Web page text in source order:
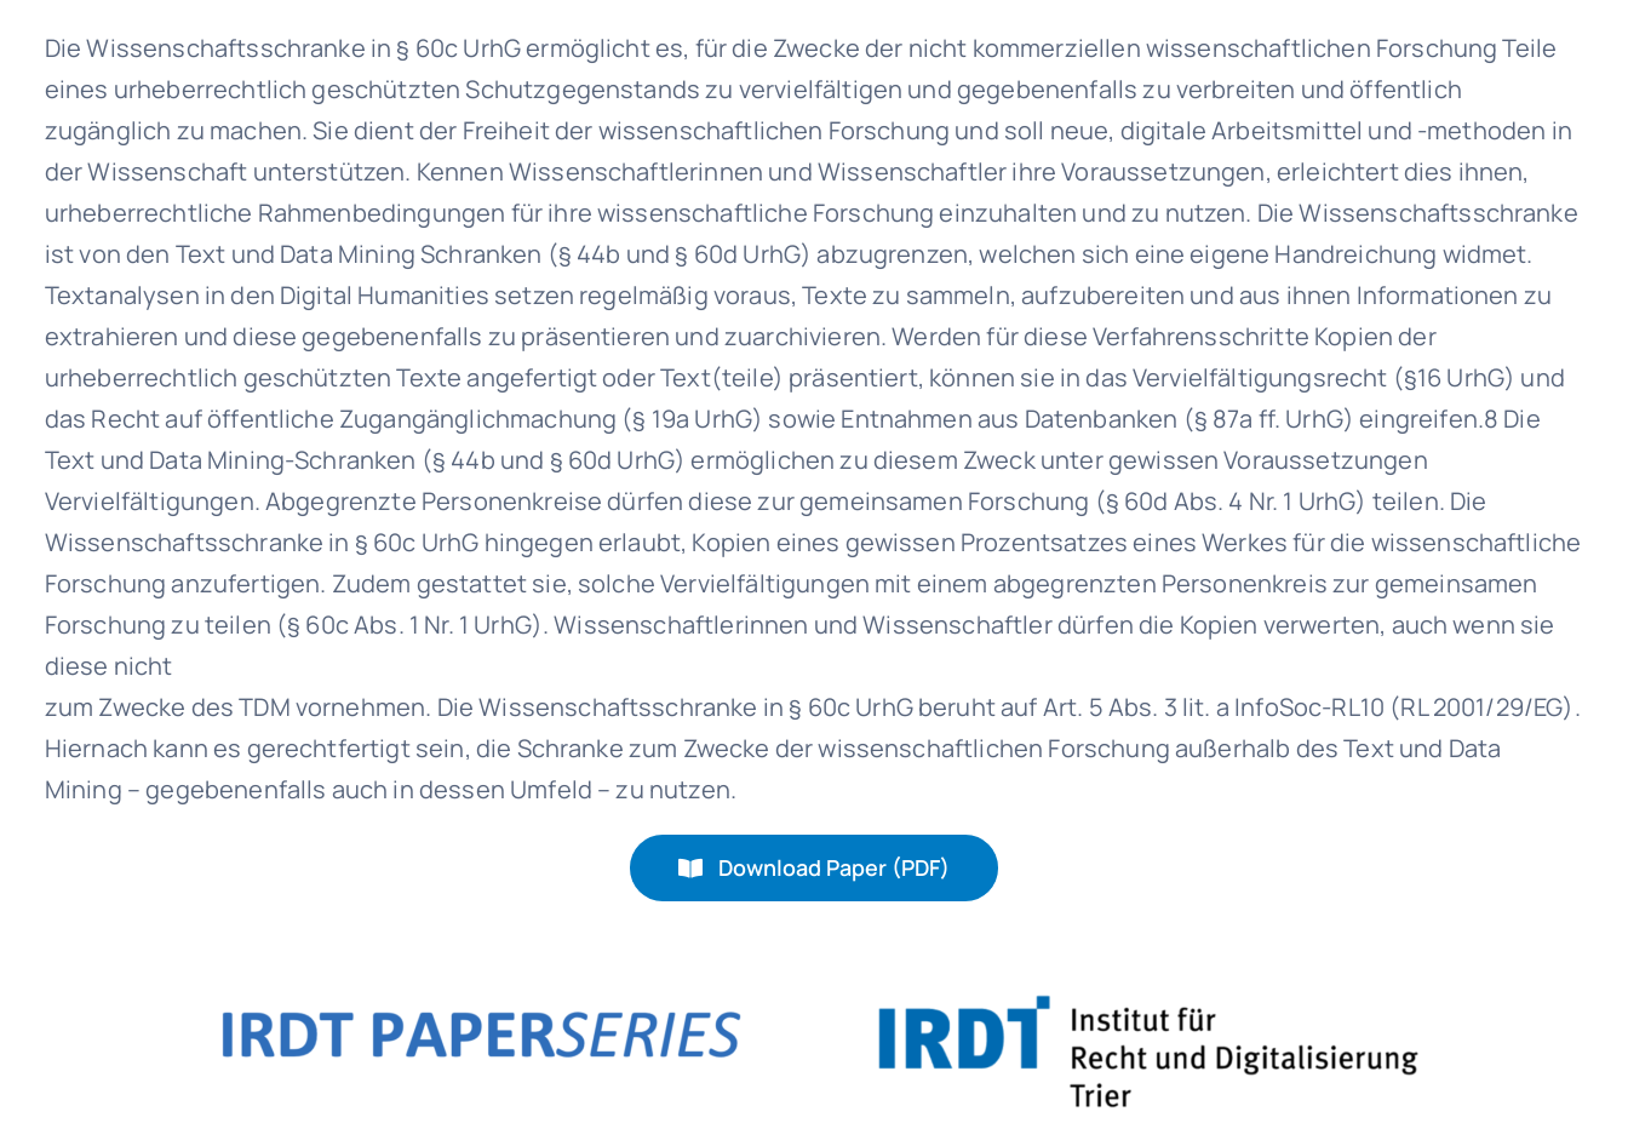
Die Wissenschaftsschranke in § 60c UrhG ermöglicht es, für die Zwecke der nicht kommerziellen wissenschaftlichen Forschung Teile
eines urheberrechtlich geschützten Schutzgegenstands zu vervielfältigen und gegebenenfalls zu verbreiten und öffentlich
zugänglich zu machen. Sie dient der Freiheit der wissenschaftlichen Forschung und soll neue, digitale Arbeitsmittel und -methoden in
der Wissenschaft unterstützen. Kennen Wissenschaftlerinnen und Wissenschaftler ihre Voraussetzungen, erleichtert dies ihnen,
urheberrechtliche Rahmenbedingungen für ihre wissenschaftliche Forschung einzuhalten und zu nutzen. Die Wissenschaftsschranke
ist von den Text und Data Mining Schranken (§ 44b und § 60d UrhG) abzugrenzen, welchen sich eine eigene Handreichung widmet.
Textanalysen in den Digital Humanities setzen regelmäßig voraus, Texte zu sammeln, aufzubereiten und aus ihnen Informationen zu
extrahieren und diese gegebenenfalls zu präsentieren und zuarchivieren. Werden für diese Verfahrensschritte Kopien der
urheberrechtlich geschützten Texte angefertigt oder Text(teile) präsentiert, können sie in das Vervielfältigungsrecht (§16 UrhG) und
das Recht auf öffentliche Zugangänglichmachung (§ 19a UrhG) sowie Entnahmen aus Datenbanken (§ 87a ff. UrhG) eingreifen.8 Die
Text und Data Mining-Schranken (§ 44b und § 60d UrhG) ermöglichen zu diesem Zweck unter gewissen Voraussetzungen
Vervielfältigungen. Abgegrenzte Personenkreise dürfen diese zur gemeinsamen Forschung (§ 60d Abs. 4 Nr. 1 UrhG) teilen. Die
Wissenschaftsschranke in § 60c UrhG hingegen erlaubt, Kopien eines gewissen Prozentsatzes eines Werkes für die wissenschaftliche
Forschung anzufertigen. Zudem gestattet sie, solche Vervielfältigungen mit einem abgegrenzten Personenkreis zur gemeinsamen
Forschung zu teilen (§ 60c Abs. 1 Nr. 1 UrhG). Wissenschaftlerinnen und Wissenschaftler dürfen die Kopien verwerten, auch wenn sie
diese nicht
zum Zwecke des TDM vornehmen. Die Wissenschaftsschranke in § 60c UrhG beruht auf Art. 5 Abs. 3 lit. a InfoSoc-RL10 (RL 2001/29/EG).
Hiernach kann es gerechtfertigt sein, die Schranke zum Zwecke der wissenschaftlichen Forschung außerhalb des Text und Data
Mining – gegebenenfalls auch in dessen Umfeld – zu nutzen.
Download Paper (PDF)